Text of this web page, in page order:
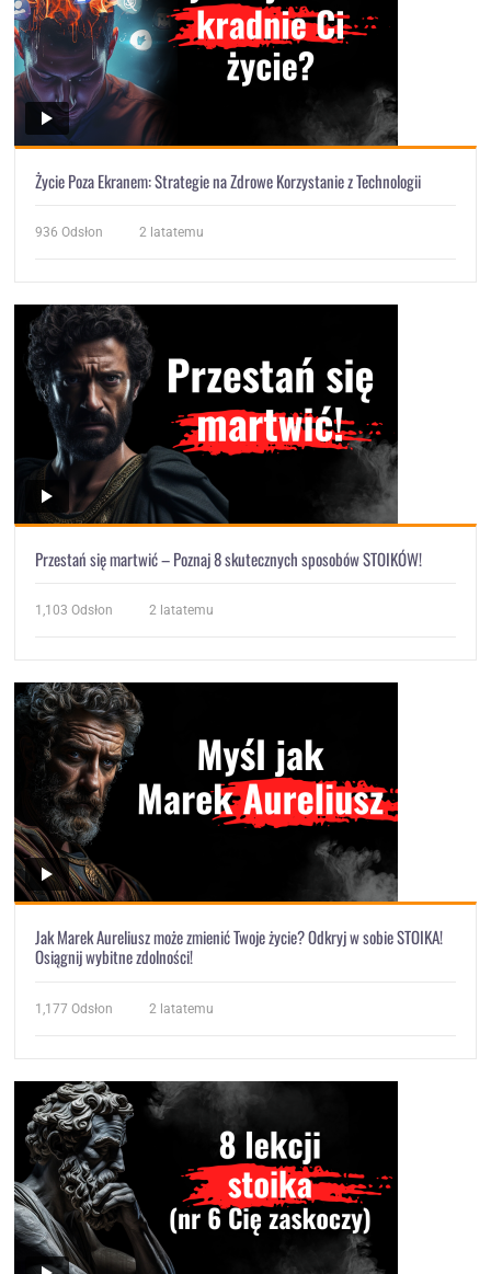
Życie Poza Ekranem: Strategie na Zdrowe Korzystanie z Technologii
936 Odsłon 2 latatemu
Przestań się martwić – Poznaj 8 skutecznych sposobów STOIKÓW!
1,103 Odsłon 2 latatemu
Jak Marek Aureliusz może zmienić Twoje życie? Odkryj w sobie STOIKA!
Osiągnij wybitne zdolności!
1,177 Odsłon 2 latatemu